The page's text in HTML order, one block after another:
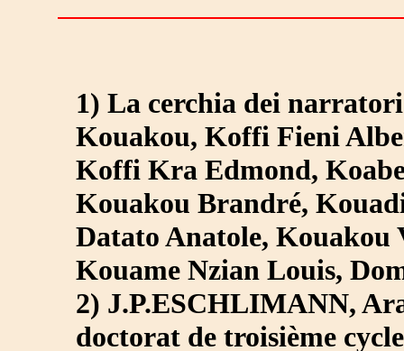
1) La cerchia dei
Kouakou, Koffi Fieni
Koffi Kra Edmond,
Kouakou Brandré,
Datato Anatole, Kouakou
Kouame Nzian Louis,
2) J.P.ESCHLIMANN,
doctorat de troisième